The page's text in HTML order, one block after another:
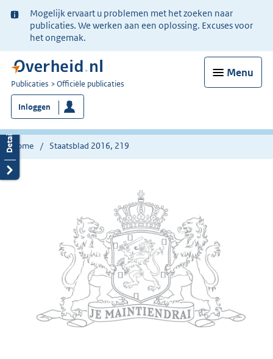
Ter
informatie:
Mogelijk ervaart u problemen met het zoeken naar
publicaties. We werken aan een oplossing. Excuses voor
het ongemak.
Menu
U
bent
nu
hier:
Publicaties Officiële publicaties
Inloggen
Home Staatsblad 2016, 219